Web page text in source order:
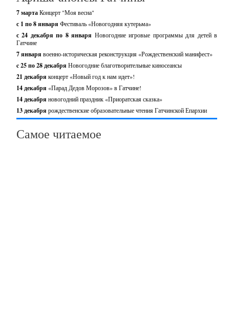
7 мартаКонцерт "Моя весна"
с 1 по 8 января Фестиваль «Новогодняя кутерьма»
с 24 декабря по 8 января Новогодние игровые программы для детей в
Гатчине
7 января военно-историческая реконструкция «Рождественский манифест»
c 25 по 28 декабря Новогодние благотворительные киносеансы
21 декабря концерт «Новый год к нам идет»!
14 декабря «Парад Дедов Морозов» в Гатчине!
14 декабря новогодний праздник «Приоратская сказка»
13 декабря рождественские образовательные чтения Гатчинской Епархии
Самое читаемое